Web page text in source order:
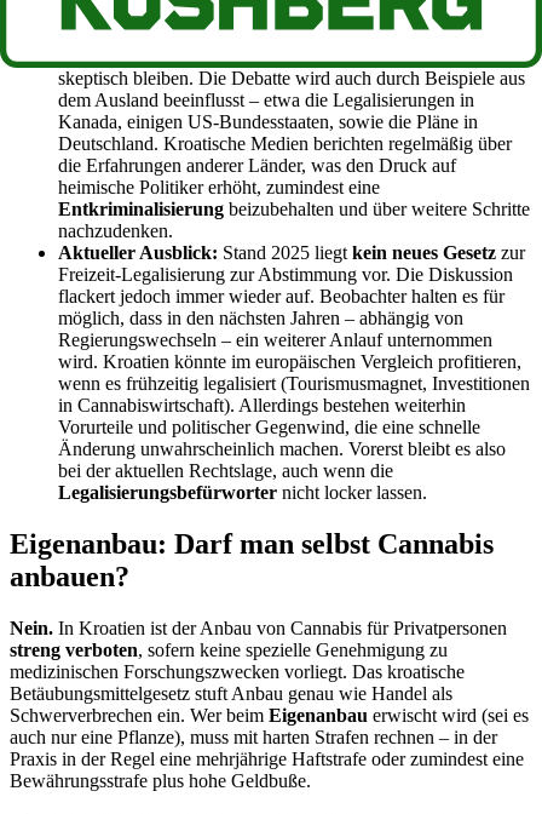
inzwischen gespalten. Vor allem jüngere Menschen und
Stadtbewohner stehen einer Legalisierung offen gegenüber,
während ältere und ländliche Bevölkerungsteile eher
skeptisch bleiben. Die Debatte wird auch durch Beispiele aus
dem Ausland beeinflusst – etwa die Legalisierungen in
Kanada, einigen US-Bundesstaaten, sowie die Pläne in
Deutschland. Kroatische Medien berichten regelmäßig über
die Erfahrungen anderer Länder, was den Druck auf
heimische Politiker erhöht, zumindest eine
Entkriminalisierung beizubehalten und über weitere Schritte
nachzudenken.
Aktueller Ausblick: Stand 2025 liegt kein neues Gesetz zur
Freizeit-Legalisierung zur Abstimmung vor. Die Diskussion
flackert jedoch immer wieder auf. Beobachter halten es für
möglich, dass in den nächsten Jahren – abhängig von
Regierungswechseln – ein weiterer Anlauf unternommen
wird. Kroatien könnte im europäischen Vergleich profitieren,
wenn es frühzeitig legalisiert (Tourismusmagnet, Investitionen
in Cannabiswirtschaft). Allerdings bestehen weiterhin
Vorurteile und politischer Gegenwind, die eine schnelle
Änderung unwahrscheinlich machen. Vorerst bleibt es also
bei der aktuellen Rechtslage, auch wenn die
Legalisierungsbefürworter nicht locker lassen.
Eigenanbau: Darf man selbst Cannabis
anbauen?
Nein. In Kroatien ist der Anbau von Cannabis für Privatpersonen
streng verboten, sofern keine spezielle Genehmigung zu
medizinischen Forschungszwecken vorliegt. Das kroatische
Betäubungsmittelgesetz stuft Anbau genau wie Handel als
Schwerverbrechen ein. Wer beim Eigenanbau erwischt wird (sei es
auch nur eine Pflanze), muss mit harten Strafen rechnen – in der
Praxis in der Regel eine mehrjährige Haftstrafe oder zumindest eine
Bewährungsstrafe plus hohe Geldbuße.